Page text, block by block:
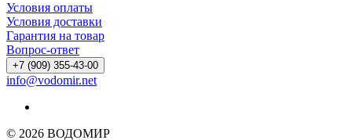
Условия оплаты
Условия доставки
Гарантия на товар
Вопрос-ответ
+7 (909) 355-43-00
info@vodomir.net
© 2026 ВОДОМИР